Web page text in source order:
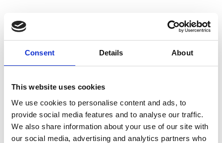
Consent Details About
This website uses cookies
We use cookies to personalise content and ads, to
provide social media features and to analyse our traffic.
We also share information about your use of our site with
our social media, advertising and analytics partners who
KristianP
Start din kunstsamling - Surland &
Vesterager
Start din kunstsamling - KristianP